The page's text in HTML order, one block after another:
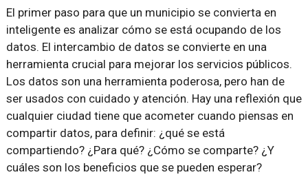
El primer paso para que un municipio se convierta en
inteligente es analizar cómo se está ocupando de los
datos. El intercambio de datos se convierte en una
herramienta crucial para mejorar los servicios públicos.
Los datos son una herramienta poderosa, pero han de
ser usados con cuidado y atención. Hay una reflexión que
cualquier ciudad tiene que acometer cuando piensas en
compartir datos, para definir: ¿qué se está
compartiendo? ¿Para qué? ¿Cómo se comparte? ¿Y
cuáles son los beneficios que se pueden esperar?